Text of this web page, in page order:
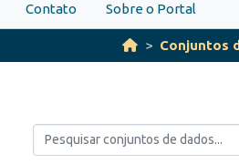
Contato Sobre o Portal
Conjuntos